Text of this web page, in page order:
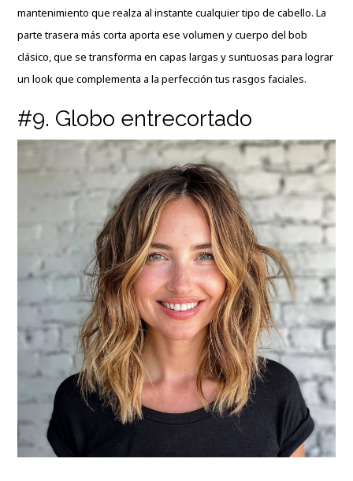
mantenimiento que realza al instante cualquier tipo de cabello. La
parte trasera más corta aporta ese volumen y cuerpo del bob
clásico, que se transforma en capas largas y suntuosas para lograr
un look que complementa a la perfección tus rasgos faciales.
#9. Globo entrecortado